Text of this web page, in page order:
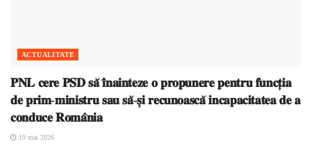
ACTUALITATE
𝐏𝐍𝐋 𝐜𝐞𝐫𝐞 𝐏𝐒𝐃 𝐬𝐚̆ 𝐢̂𝐧𝐚𝐢𝐧𝐭𝐞𝐳𝐞 𝐨 𝐩𝐫𝐨𝐩𝐮𝐧𝐞𝐫𝐞 𝐩𝐞𝐧𝐭𝐫𝐮 𝐟𝐮𝐧𝐜𝐭̦𝐢𝐚
𝐝𝐞 𝐩𝐫𝐢𝐦-𝐦𝐢𝐧𝐢𝐬𝐭𝐫𝐮 𝐬𝐚𝐮 𝐬𝐚̆-𝐬̦𝐢 𝐫𝐞𝐜𝐮𝐧𝐨𝐚𝐬𝐜𝐚̆ 𝐢𝐧𝐜𝐚𝐩𝐚𝐜𝐢𝐭𝐚𝐭𝐞𝐚 𝐝𝐞 𝐚
𝐜𝐨𝐧𝐝𝐮𝐜𝐞 𝐑𝐨𝐦𝐚̂𝐧𝐢𝐚
19 mai 2026